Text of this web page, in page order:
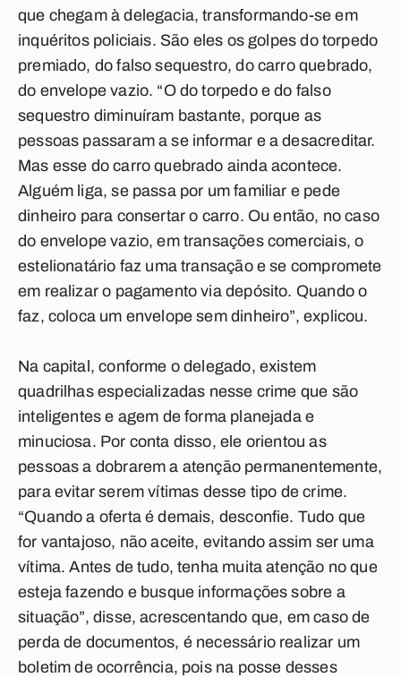
que chegam à delegacia, transformando-se em
inquéritos policiais. São eles os golpes do torpedo
premiado, do falso sequestro, do carro quebrado,
do envelope vazio. “O do torpedo e do falso
sequestro diminuíram bastante, porque as
pessoas passaram a se informar e a desacreditar.
Mas esse do carro quebrado ainda acontece.
Alguém liga, se passa por um familiar e pede
dinheiro para consertar o carro. Ou então, no caso
do envelope vazio, em transações comerciais, o
estelionatário faz uma transação e se compromete
em realizar o pagamento via depósito. Quando o
faz, coloca um envelope sem dinheiro”, explicou.
Na capital, conforme o delegado, existem
quadrilhas especializadas nesse crime que são
inteligentes e agem de forma planejada e
minuciosa. Por conta disso, ele orientou as
pessoas a dobrarem a atenção permanentemente,
para evitar serem vítimas desse tipo de crime.
“Quando a oferta é demais, desconfie. Tudo que
for vantajoso, não aceite, evitando assim ser uma
vítima. Antes de tudo, tenha muita atenção no que
esteja fazendo e busque informações sobre a
situação”, disse, acrescentando que, em caso de
perda de documentos, é necessário realizar um
boletim de ocorrência, pois na posse desses